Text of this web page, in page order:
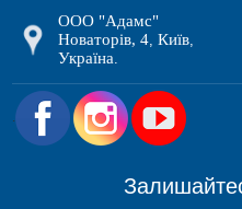
ООО "Адамс"
Новаторів, 4 ,Київ
Україна
.